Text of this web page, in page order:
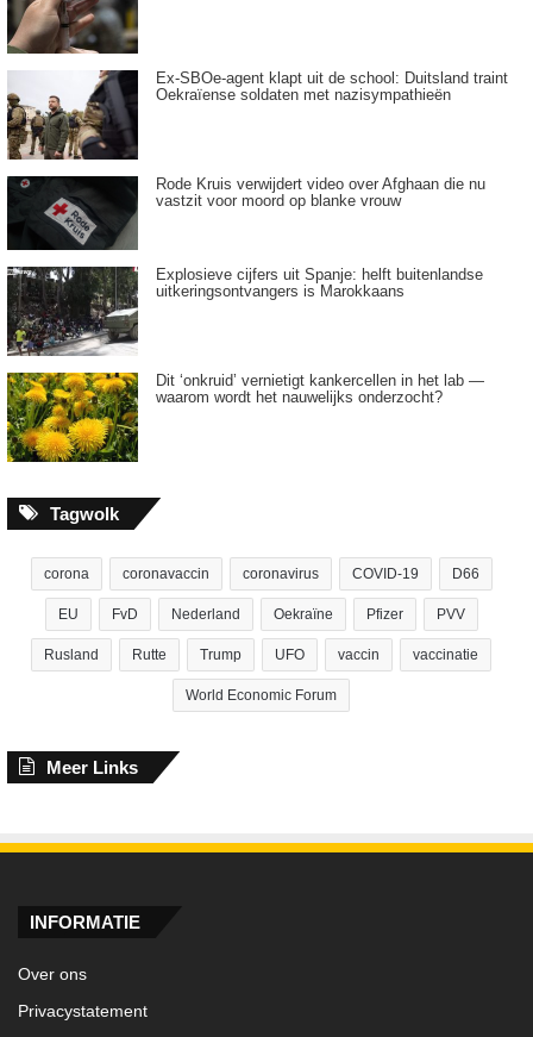
Ex-SBOe-agent klapt uit de school: Duitsland traint
Oekraïense soldaten met nazisympathieën
Rode Kruis verwijdert video over Afghaan die nu
vastzit voor moord op blanke vrouw
Explosieve cijfers uit Spanje: helft buitenlandse
uitkeringsontvangers is Marokkaans
Dit ‘onkruid’ vernietigt kankercellen in het lab —
waarom wordt het nauwelijks onderzocht?
Tagwolk
corona coronavaccin coronavirus COVID-19 D66
EU FvD Nederland Oekraïne Pfizer PVV
Rusland Rutte Trump UFO vaccin vaccinatie
World Economic Forum
Meer Links
INFORMATIE
Over ons
Privacystatement